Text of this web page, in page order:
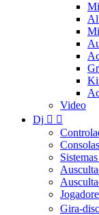
Video
Dj  
Gira-